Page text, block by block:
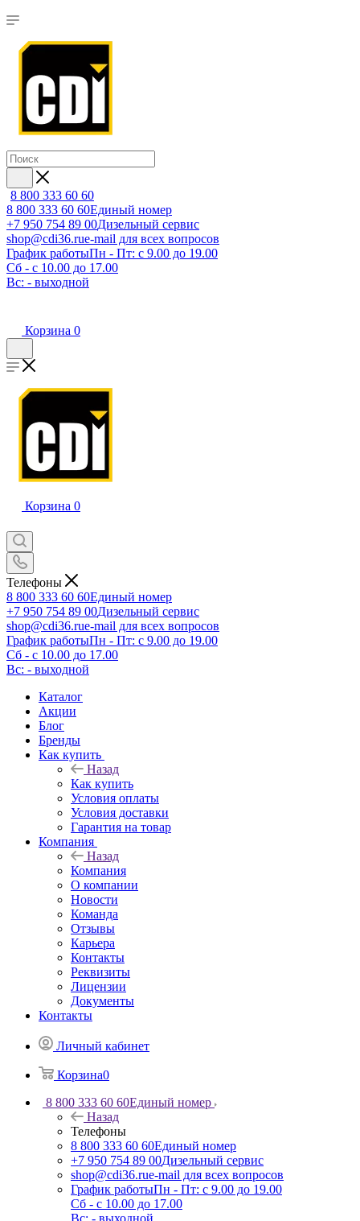
8 800 333 60 60
8 800 333 60 60Единый номер
+7 950 754 89 00Дизельный сервис
shop@cdi36.rue-mail для всех вопросов
График работыПн - Пт: с 9.00 до 19.00
Сб - с 10.00 до 17.00
Вс: - выходной
Корзина 0
Корзина 0
Телефоны
8 800 333 60 60Единый номер
+7 950 754 89 00Дизельный сервис
shop@cdi36.rue-mail для всех вопросов
График работыПн - Пт: с 9.00 до 19.00
Сб - с 10.00 до 17.00
Вс: - выходной
Каталог
Акции
Блог
Бренды
Как купить
Назад
Как купить
Условия оплаты
Условия доставки
Гарантия на товар
Компания
Назад
Компания
О компании
Новости
Команда
Отзывы
Карьера
Контакты
Реквизиты
Лицензии
Документы
Контакты
Личный кабинет
Корзина0
8 800 333 60 60Единый номер
Назад
Телефоны
8 800 333 60 60Единый номер
+7 950 754 89 00Дизельный сервис
shop@cdi36.rue-mail для всех вопросов
График работыПн - Пт: с 9.00 до 19.00
Сб - с 10.00 до 17.00
Вс: - выходной